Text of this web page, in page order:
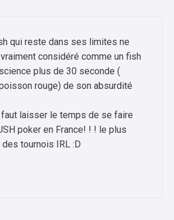
qui reste dans ses limites ne
considéré comme un fish
plus de 30 seconde (
rouge) de son absurdité
faut laisser le temps de se faire
poker en France! ! ! le plus
des tournois IRL :D